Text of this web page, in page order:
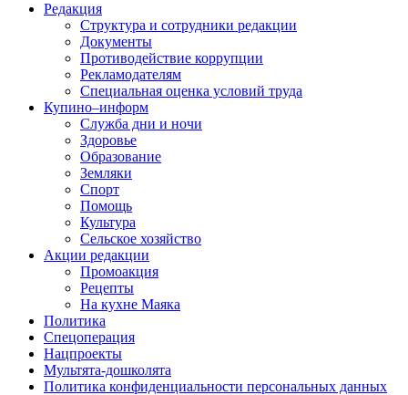
Редакция
Структура и сотрудники редакции
Документы
Противодействие коррупции
Рекламодателям
Специальная оценка условий труда
Купино–информ
Служба дни и ночи
Здоровье
Образование
Земляки
Спорт
Помощь
Культура
Сельское хозяйство
Акции редакции
Промоакция
Рецепты
На кухне Маяка
Политика
Спецоперация
Нацпроекты
Мультята-дошколята
Политика конфиденциальности персональных данных